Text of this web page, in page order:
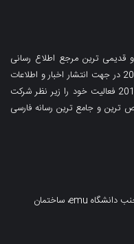
و قدیمی ترین مرجع اطلاع رسانی
فارسی زبان در قبرس فعالیت خود را از سال 2014 در جهت انتشار اخبار و اطلاعات
در حوزه های مختلف آغاز کرده و از آغاز سال 2019 فعالیت خود را زیر نظر شرکت
ترین و جامع ترین رسانه فارسی
قبرس شمالی، فاماگوستا، خیابان سالامیس، جنب دانشگاه emu، ساختمان